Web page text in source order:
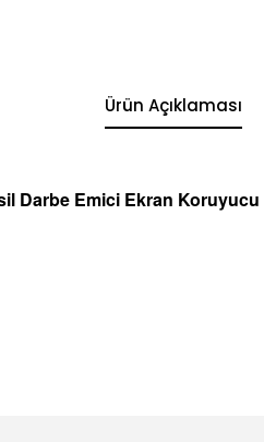
Ürün Açıklaması
Darbe Emici Ekran Koruyucu